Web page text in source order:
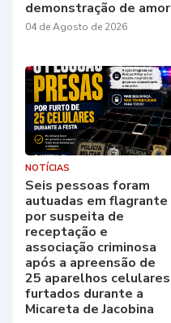
demonstração de amor
04 de Agosto de 2026
NOTÍCIAS
Seis pessoas foram
autuadas em flagrante
por suspeita de
receptação e
associação criminosa
após a apreensão de
25 aparelhos celulares
furtados durante a
Micareta de Jacobina